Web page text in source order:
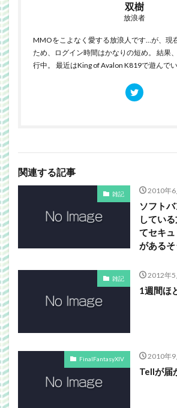
双樹
放浪者
MMOをこよなく愛する放浪人です…が、現
ため、ログイン時間はかなりの短め。 結果
行中。 最近はKing of Avalon K819で遊んでい
関連する記事
雑記 2010年6
ソフト
してい
てセキ
があるそ
雑記 2012年5
1週間ほ
FinalFantasyXIV 2010年9
Tellが届